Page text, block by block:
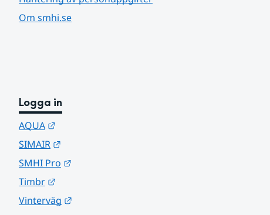
Om smhi.se
Logga in
AQUA
SIMAIR
SMHI Pro
Timbr
Vinterväg